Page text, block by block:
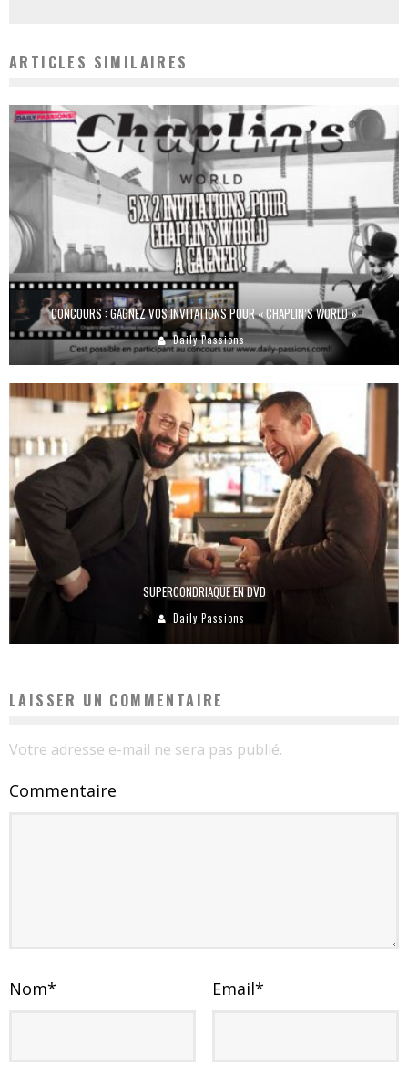
ARTICLES SIMILAIRES
CONCOURS : GAGNEZ VOS INVITATIONS POUR « CHAPLIN’S WORLD »
Daily Passions
SUPERCONDRIAQUE EN DVD
Daily Passions
LAISSER UN COMMENTAIRE
Votre adresse e-mail ne sera pas publié.
Commentaire
Nom* Email*